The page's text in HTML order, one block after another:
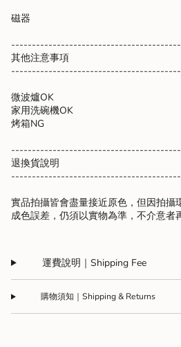
磁器
其他注意事項
微波爐OK
家用洗碗機OK
烤箱NG
退換貨說明
實品拍攝皆會盡量接近原色，但因拍攝
成色誤差，仍須以實物為準，不介意者
運費說明｜Shipping Fee
購物須知｜Shipping & Returns